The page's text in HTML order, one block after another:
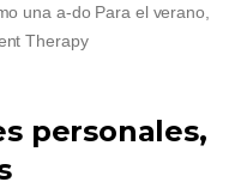
una a-do Para el verano,
Therapy
personales,